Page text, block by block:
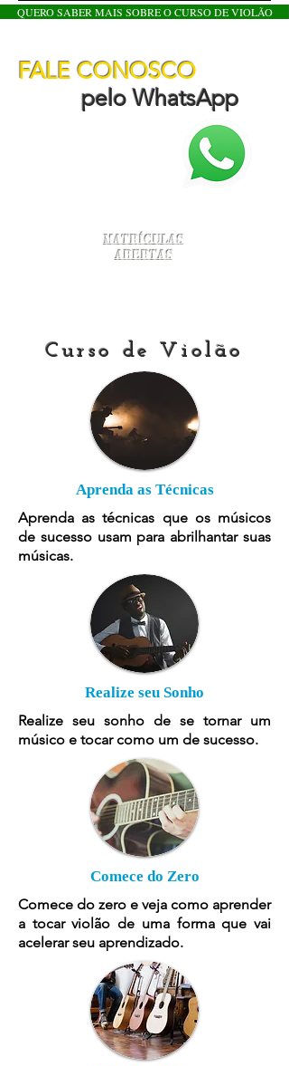
QUERO SABER MAIS SOBRE O CURSO DE VIOLÃO
FALE CONOSCO
pelo WhatsApp
Matrículas
Abertas
Curso de Violão
Aprenda as Técnicas
Aprenda as técnicas que os músicos
de sucesso usam para abrilhantar suas
músicas.
Realize seu Sonho
Realize seu sonho de se tornar um
músico e tocar como um de sucesso.
Comece do Zero
Comece do zero e veja como aprender
a tocar violão de uma forma que vai
acelerar seu aprendizado.